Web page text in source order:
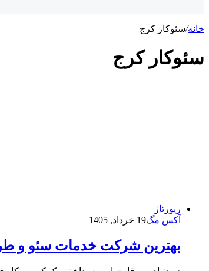
خانه/سئوکار کرج
سئوکار کرج
رپورتاژ
آکس مگ19 خرداد, 1405
بهترین شرکت خدمات سئو و